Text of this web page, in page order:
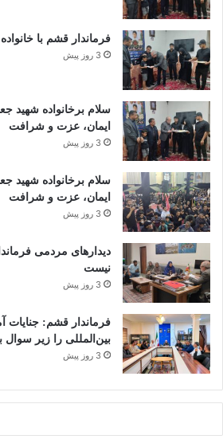
فرماندار قشم با
3 روز پیش
سلام برخانواده شهید
ایمان، عزت و شرافت
3 روز پیش
سلام برخانواده شهید
ایمان، عزت و شرافت
3 روز پیش
دیدارهای مردمی
نیست
3 روز پیش
فرماندار قشم: جنایات
بین‌المللی را زیر
3 روز پیش